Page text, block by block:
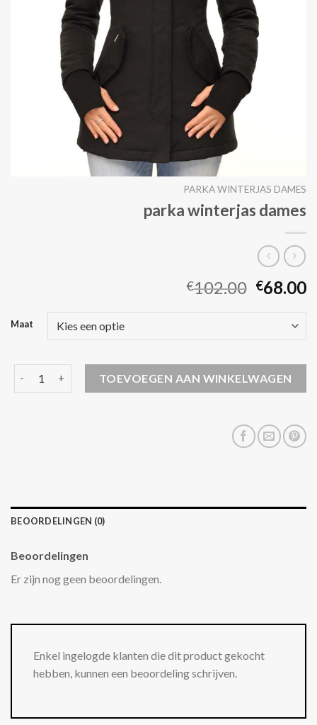
PARKA WINTERJAS DAMES
parka winterjas dames
€102.00 €68.00
Maat
TOEVOEGEN AAN WINKELWAGEN
BEOORDELINGEN (0)
Beoordelingen
Er zijn nog geen beoordelingen.
Enkel ingelogde klanten die dit product gekocht
hebben, kunnen een beoordeling schrijven.